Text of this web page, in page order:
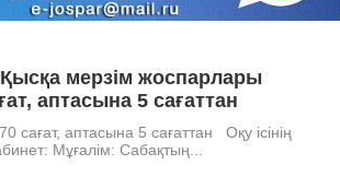
мерзім жоспарлары
аптасына 5 сағаттан
аптасына 5 сағаттан Оқу ісінің
Мұғалім: Сабақтың...